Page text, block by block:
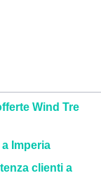
Wind Tre
Imperia
clienti a